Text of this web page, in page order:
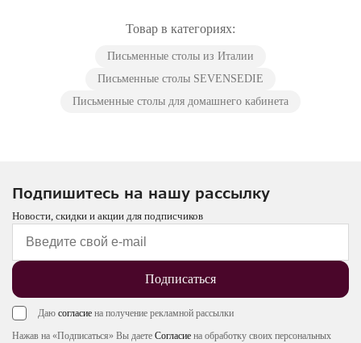
Товар в категориях:
Письменные столы из Италии
Письменные столы SEVENSEDIE
Письменные столы для домашнего кабинета
Подпишитесь на нашу рассылку
Новости, скидки и акции для подписчиков
Подписаться
Даю согласие на получение рекламной рассылки
Нажав на «Подписаться» Вы даете Согласие на обработку своих персональных